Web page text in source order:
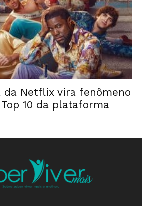
da Netflix vira fenômeno
10 da plataforma